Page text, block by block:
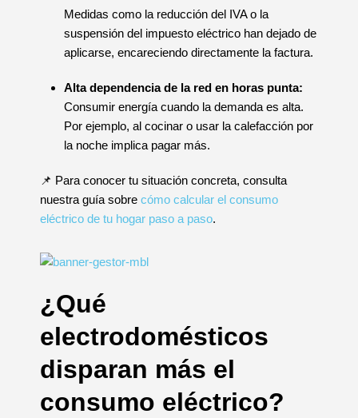
Medidas como la reducción del IVA o la
suspensión del impuesto eléctrico han dejado de
aplicarse, encareciendo directamente la factura.
Alta dependencia de la red en horas punta:
Consumir energía cuando la demanda es alta.
Por ejemplo, al cocinar o usar la calefacción por
la noche implica pagar más.
📌 Para conocer tu situación concreta, consulta
nuestra guía sobre cómo calcular el consumo
eléctrico de tu hogar paso a paso.
¿Qué
electrodomésticos
disparan más el
consumo eléctrico?